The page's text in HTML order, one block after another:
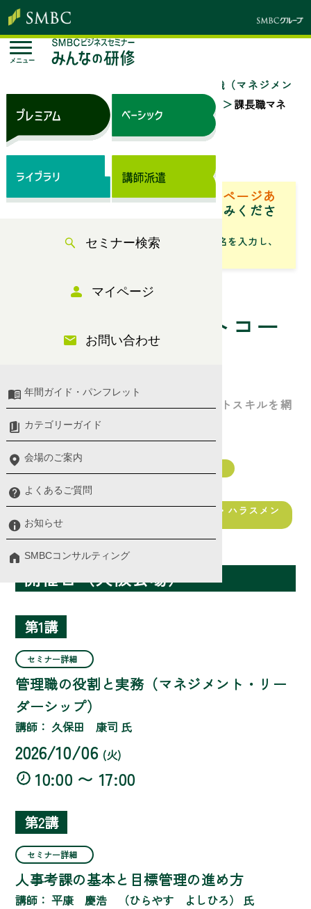
メニュー
セミナー検索
マイページ
お問い合わせ
年間ガイド・パンフレット
カテゴリーガイド
会場のご案内
よくあるご質問
お知らせ
SMBCコンサルティング
「管理職（マネジメン
ト・リーダーシップ）」のセミナー一覧
課長職マネ
ジメントコース【全３日間】
来場セミナー
ベーシック（サブスク）専用ページあ
「専用ページ」からお申込みくださ
「フリーワード」にセミナータイトル名を入力し、
課長職マネジメントコー
課長職に求められる役割やマネジメントスキルを網
羅的に解説
マネジメント・リーダーシップ
リスクマネジメント・コンプライアンス・ハラスメン
人事考課・目標管理
開催日（大阪会場）
第1講
管理職の役割と実務（マネジメント・リー
ダーシップ）
セミナー詳細
講師： 久保田 康司 氏
2026/10/06 (火)
10:00 〜 17:00
第2講
人事考課の基本と目標管理の進め方
セミナー詳細
講師： 平康 慶浩 （ひらやす よしひろ） 氏